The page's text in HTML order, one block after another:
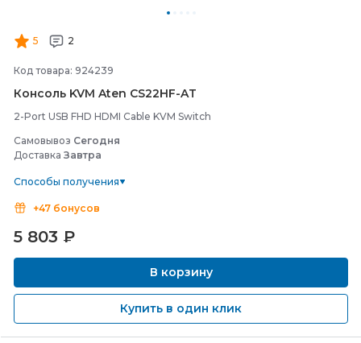
5 2
Код товара: 924239
Консоль KVM Aten CS22HF-AT
2-Port USB FHD HDMI Cable KVM Switch
Самовывоз Сегодня
Доставка Завтра
Способы получения
+47 бонусов
5 803 ₽
В корзину
Купить в один клик